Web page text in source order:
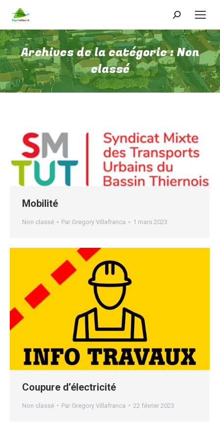
Recherche
:
Archives de la catégorie :Non
classé
Mobilité
Non classé Par Gregory Villafranca 1 mars 2023
Coupure d’électricité
Non classé Par Gregory Villafranca 22 février 2023